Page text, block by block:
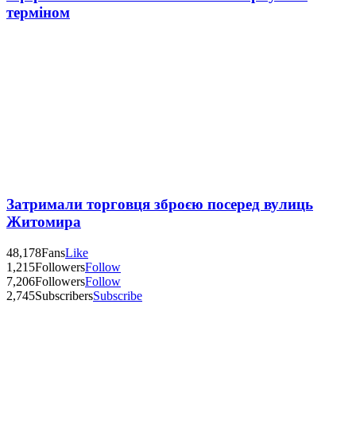
терміном
Затримали торговця зброєю посеред вулиць
Житомира
48,178FansLike
1,215FollowersFollow
7,206FollowersFollow
2,745SubscribersSubscribe